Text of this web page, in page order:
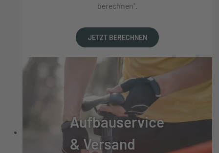
berechnen".
JETZT BERECHNEN
Aufbauservice
& Versand